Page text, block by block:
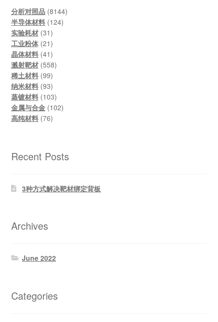
分析对照品 81448144
半导体材料 124124
实验耗材 3131
products
工业粉体 2121
products
晶体材料 4141
products
溅射靶材 558558
稀土材料 9999
products
纳米材料 9393
products
蒸镀材料 103103
products
金属与合金 102102
高纯材料 7676
Recent Posts
3种方式解决靶材绑定背板
Archives
June 2022
Categories